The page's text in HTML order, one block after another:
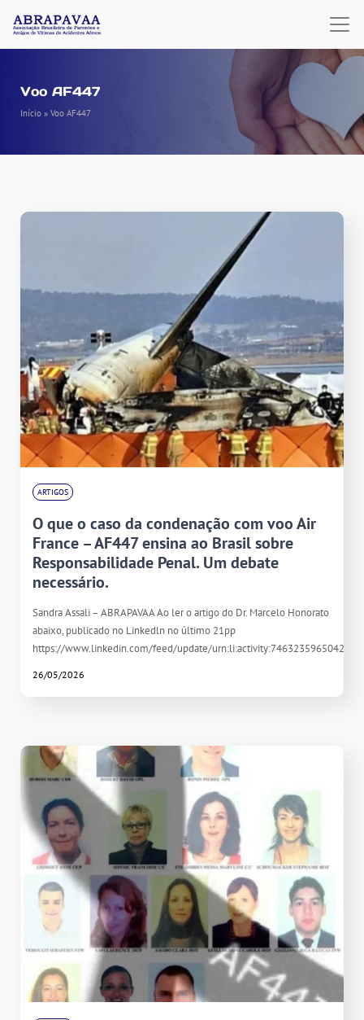
Voo AF447
Início » Voo AF447
ARTIGOS
O que o caso da condenação com voo Air
France – AF447 ensina ao Brasil sobre
Responsabilidade Penal. Um debate
necessário.
Sandra Assali – ABRAPAVAA Ao ler o artigo do Dr. Marcelo Honorato
abaixo, publicado no Linkedln no último 21pp
https://www.linkedin.com/feed/update/
26/05/2026